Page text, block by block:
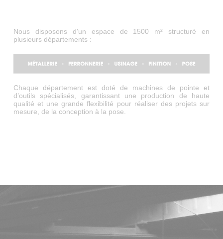
Nous disposons d'un espace de 1500 m² structuré en
plusieurs départements :
Chaque département est doté de machines de pointe et
d’outils spécialisés, garantissant une production de haute
qualité et une grande flexibilité pour réaliser des projets sur
mesure, de la conception à la pose.